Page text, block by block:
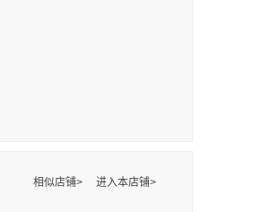
相似店铺> 进入本店铺>